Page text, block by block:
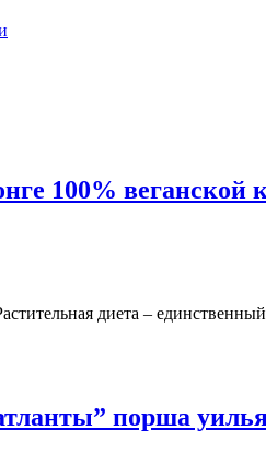
100% веганской
диета –
порша